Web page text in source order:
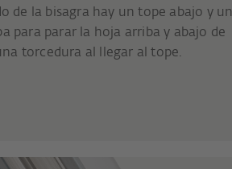
de la bisagra hay un tope abajo y un
para parar la hoja arriba y abajo de
torcedura al llegar al tope.